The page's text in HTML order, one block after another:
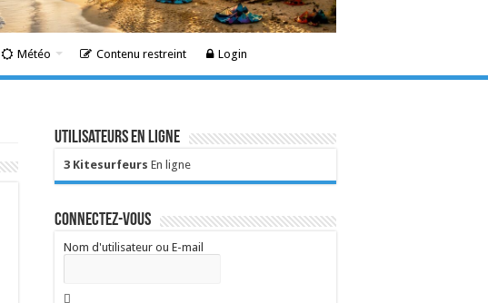
Météo Contenu restreint Login
Utilisateurs en ligne
3 Kitesurfeurs En ligne
Connectez-vous
Nom d'utilisateur ou E-mail